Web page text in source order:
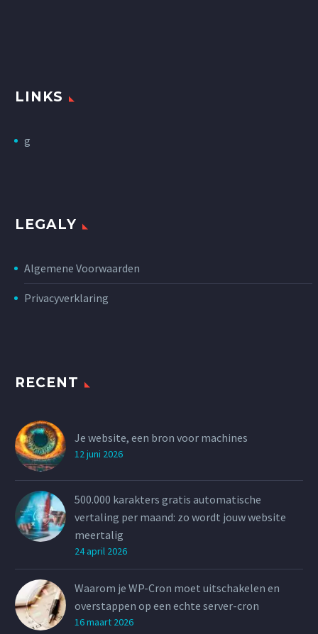
LINKS
g
LEGALY
Algemene Voorwaarden
Privacyverklaring
RECENT
Je website, een bron voor machines
12 juni 2026
500.000 karakters gratis automatische
vertaling per maand: zo wordt jouw website
meertalig
24 april 2026
Waarom je WP-Cron moet uitschakelen en
overstappen op een echte server-cron
16 maart 2026